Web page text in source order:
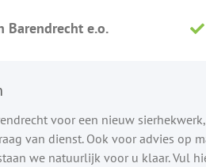
Barendrecht e.o.
voor een nieuw
van dienst. Ook voor advies op
we natuurlijk voor u klaar. Vul